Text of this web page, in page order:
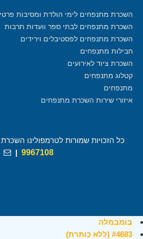
השכרת מתנפחים לימי הולדת ומסיבות
השכרת מתנפחים לבתי ספר וועדות תרבות
השכרת מתנפחים לפסטיבלים וירידים
חבילות מתנפחים
השכרת ציוד לאירועים
קטלוג מתנפחים
מתנפחים
איזורי שירות השכרת מתנפחים
כל הזכויות שמורות לטרמפולינו
9967108
|
בומבמלה
#4683 (ללא כותרת)